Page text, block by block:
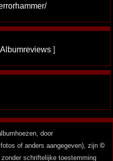
]
door
of anders aangegeven), zijn ©
schriftelijke toestemming